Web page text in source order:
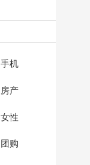
手机
房产
女性
团购